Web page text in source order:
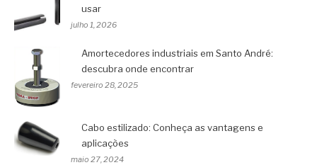
usar
julho 1, 2026
Amortecedores industriais em Santo André:
descubra onde encontrar
fevereiro 28, 2025
Cabo estilizado: Conheça as vantagens e
aplicações
maio 27, 2024